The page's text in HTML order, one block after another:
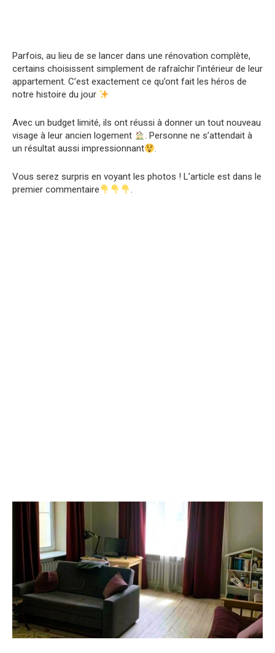
Parfois, au lieu de se lancer dans une rénovation complète,
certains choisissent simplement de rafraîchir l’intérieur de leur
appartement. C’est exactement ce qu’ont fait les héros de
notre histoire du jour
Avec un budget limité, ils ont réussi à donner un tout nouveau
visage à leur ancien logement
. Personne ne s’attendait à
un résultat aussi impressionnant
.
Vous serez surpris en voyant les photos ! L’article est dans le
premier commentaire
.